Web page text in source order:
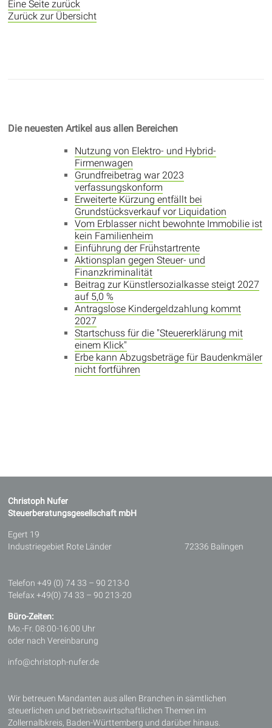
Eine Seite zurück
Zurück zur Übersicht
Die neuesten Artikel aus allen Bereichen
Nutzung von Elektro- und Hybrid-
Firmenwagen
Grundfreibetrag war 2023
verfassungskonform
Erweiterte Kürzung entfällt bei
Grundstücksverkauf vor Liquidation
Vom Erblasser nicht bewohnte Immobilie ist
kein Familienheim
Einführung der Frühstartrente
Aktionsplan gegen Steuer- und
Finanzkriminalität
Beitrag zur Künstlersozialkasse steigt 2027
auf 5,0 %
Antragslose Kindergeldzahlung kommt
2027
Startschuss für die "Steuererklärung mit
einem Klick"
Erbe kann Abzugsbeträge für Baudenkmäler
nicht fortführen
Christoph Nufer
Steuerberatungsgesellschaft mbH
Egert 19
Industriegebiet Rote Länder 72336 Balingen
Telefon +49 (0) 74 33 – 90 213-0
Telefax +49(0) 74 33 – 90 213-20
Büro-Zeiten:
Mo.-Fr. 08:00-16:00 Uhr
oder nach Vereinbarung
info@christoph-nufer.de
Wir betreuen Mandanten aus allen Branchen in sämtlichen
steuerlichen und betriebswirtschaftlichen Themen im
Zollernalbkreis, Baden-Württemberg und darüber hinaus.